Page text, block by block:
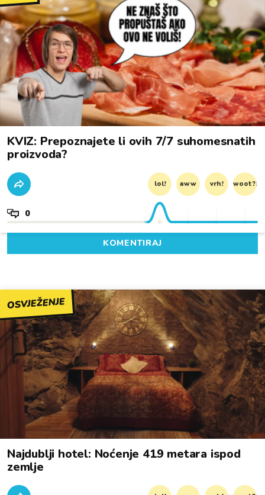
KVIZ: Prepoznajete li ovih 7/7 suhomesnatih
proizvoda?
lol! aww vrh! woot?!
0
KOMENTIRAJ
OSVJEŽENJE
Najdublji hotel: Noćenje 419 metara ispod
zemlje